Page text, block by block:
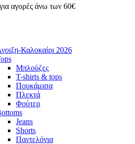
αγορές άνω των 60€
Καλοκαίρι 2026
Μπλούζες
T-shirts & tops
Πουκάμισα
Πλεκτά
Φούτερ
Jeans
Shorts
Παντελόνια